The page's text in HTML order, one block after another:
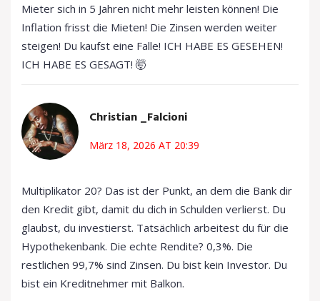
Mieter sich in 5 Jahren nicht mehr leisten können! Die
Inflation frisst die Mieten! Die Zinsen werden weiter
steigen! Du kaufst eine Falle! ICH HABE ES GESEHEN!
ICH HABE ES GESAGT! 🤯
Christian _Falcioni
März 18, 2026 AT 20:39
Multiplikator 20? Das ist der Punkt, an dem die Bank dir
den Kredit gibt, damit du dich in Schulden verlierst. Du
glaubst, du investierst. Tatsächlich arbeitest du für die
Hypothekenbank. Die echte Rendite? 0,3%. Die
restlichen 99,7% sind Zinsen. Du bist kein Investor. Du
bist ein Kreditnehmer mit Balkon.